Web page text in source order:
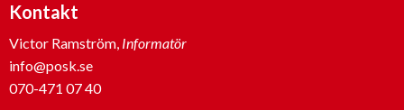
Kontakt
Victor Ramström, Informatör
info@posk.se
070-471 07 40